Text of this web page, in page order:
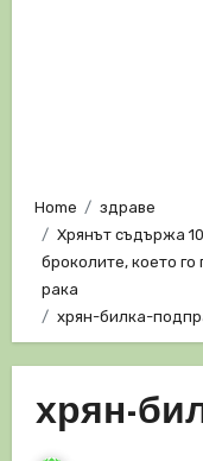
Home
здраве
Хрянът съдържа
броколите, което
рака
хрян-билка-
хрян-